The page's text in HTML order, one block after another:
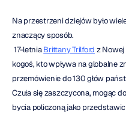
Na przestrzeni dziejów było
znaczący sposób.
17-letnia Brittany Trilford z Nowej
kogoś, kto wpływa na globalne
przemówienie do 130 głów
Czuła się zaszczycona, mogąc
bycia policzoną jako